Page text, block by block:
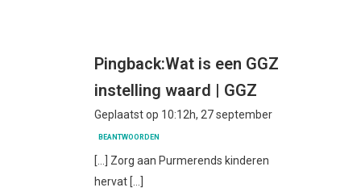
Pingback:Wat is een GGZ
instelling waard | GGZ
Geplaatst op 10:12h, 27 september
BEANTWOORDEN
[…] Zorg aan Purmerends kinderen
hervat […]